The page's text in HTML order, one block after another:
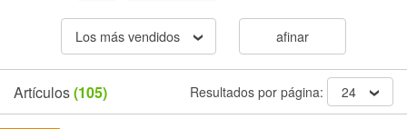
Los más vendidos afinar
Artículos(105) Resultados por página: 24